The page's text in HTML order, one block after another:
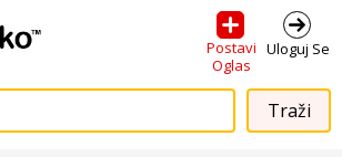
Postavi
Oglas
Uloguj Se